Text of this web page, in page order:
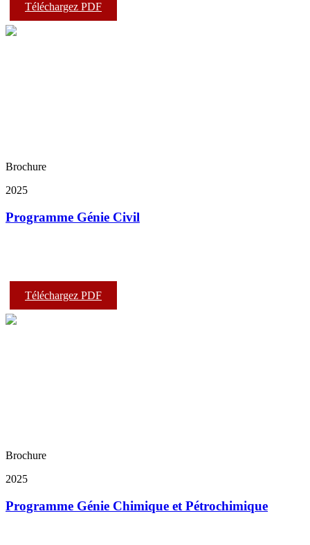
Téléchargez PDF
Brochure
2025
Programme Génie Civil
Téléchargez PDF
Brochure
2025
Programme Génie Chimique et Pétrochimique